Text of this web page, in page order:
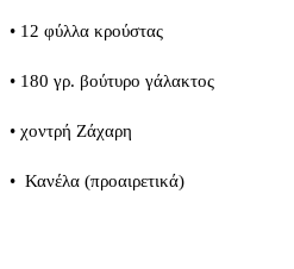
• 12 φύλλα κρούστας
• 180 γρ. βούτυρο γάλακτος
• χοντρή Ζάχαρη
• Κανέλα (προαιρετικά)